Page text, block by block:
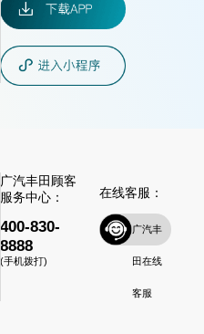
广汽丰田顾客
服务中心：
400-830-
8888
(手机拨打)
在线客服：
广汽丰
田在线
客服